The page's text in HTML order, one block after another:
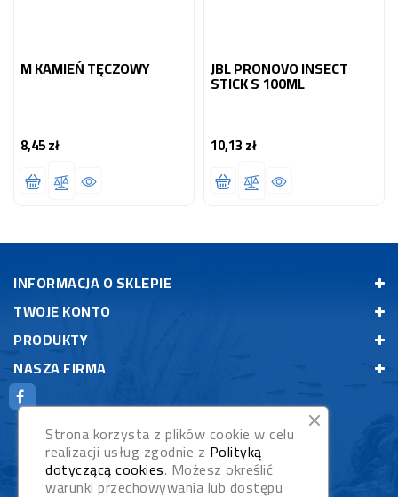
M KAMIEŃ TĘCZOWY
8,45 złCena
JBL PRONOVO INSECT
STICK S 100ML
10,13 złCena
INFORMACJA O SKLEPIE
TWOJE KONTO
PRODUKTY
NASZA FIRMA
Strona korzysta z plików cookie w celu
realizacji usług zgodnie z Polityką
dotyczącą cookies. Możesz określić
warunki przechowywania lub dostępu